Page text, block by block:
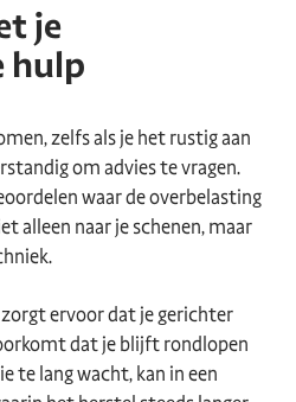
je
hulp
zelfs als je het rustig aan
om advies te vragen.
waar de overbelasting
alleen naar je schenen, maar
ervoor dat je gerichter
dat je blijft rondlopen
te lang wacht, kan in een